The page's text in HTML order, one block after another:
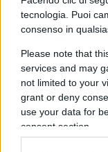
tecnologia. Puoi
consenso in
Please note that
services and may
not limited to your
grant or deny
use your data for
consent section.
solo
diMarco
26 Luglio 2026,